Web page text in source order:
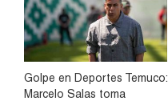
Golpe en Deportes Temuco:
Marcelo Salas toma